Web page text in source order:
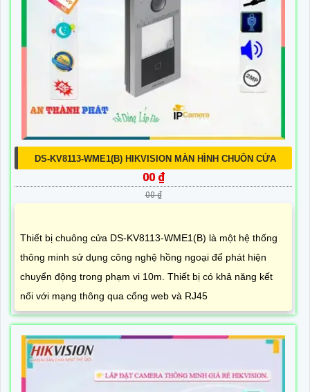
DS-KV8113-WME1(B) HIKVISION MÀN HÌNH CHUÔN CỬA
00 ₫
00 ₫
Thiết bị chuông cửa DS-KV8113-WME1(B) là một hệ thống
thông minh sử dụng công nghệ hồng ngoại để phát hiện
chuyển động trong phạm vi 10m. Thiết bị có khả năng kết
nối với mạng thông qua cổng web và RJ45